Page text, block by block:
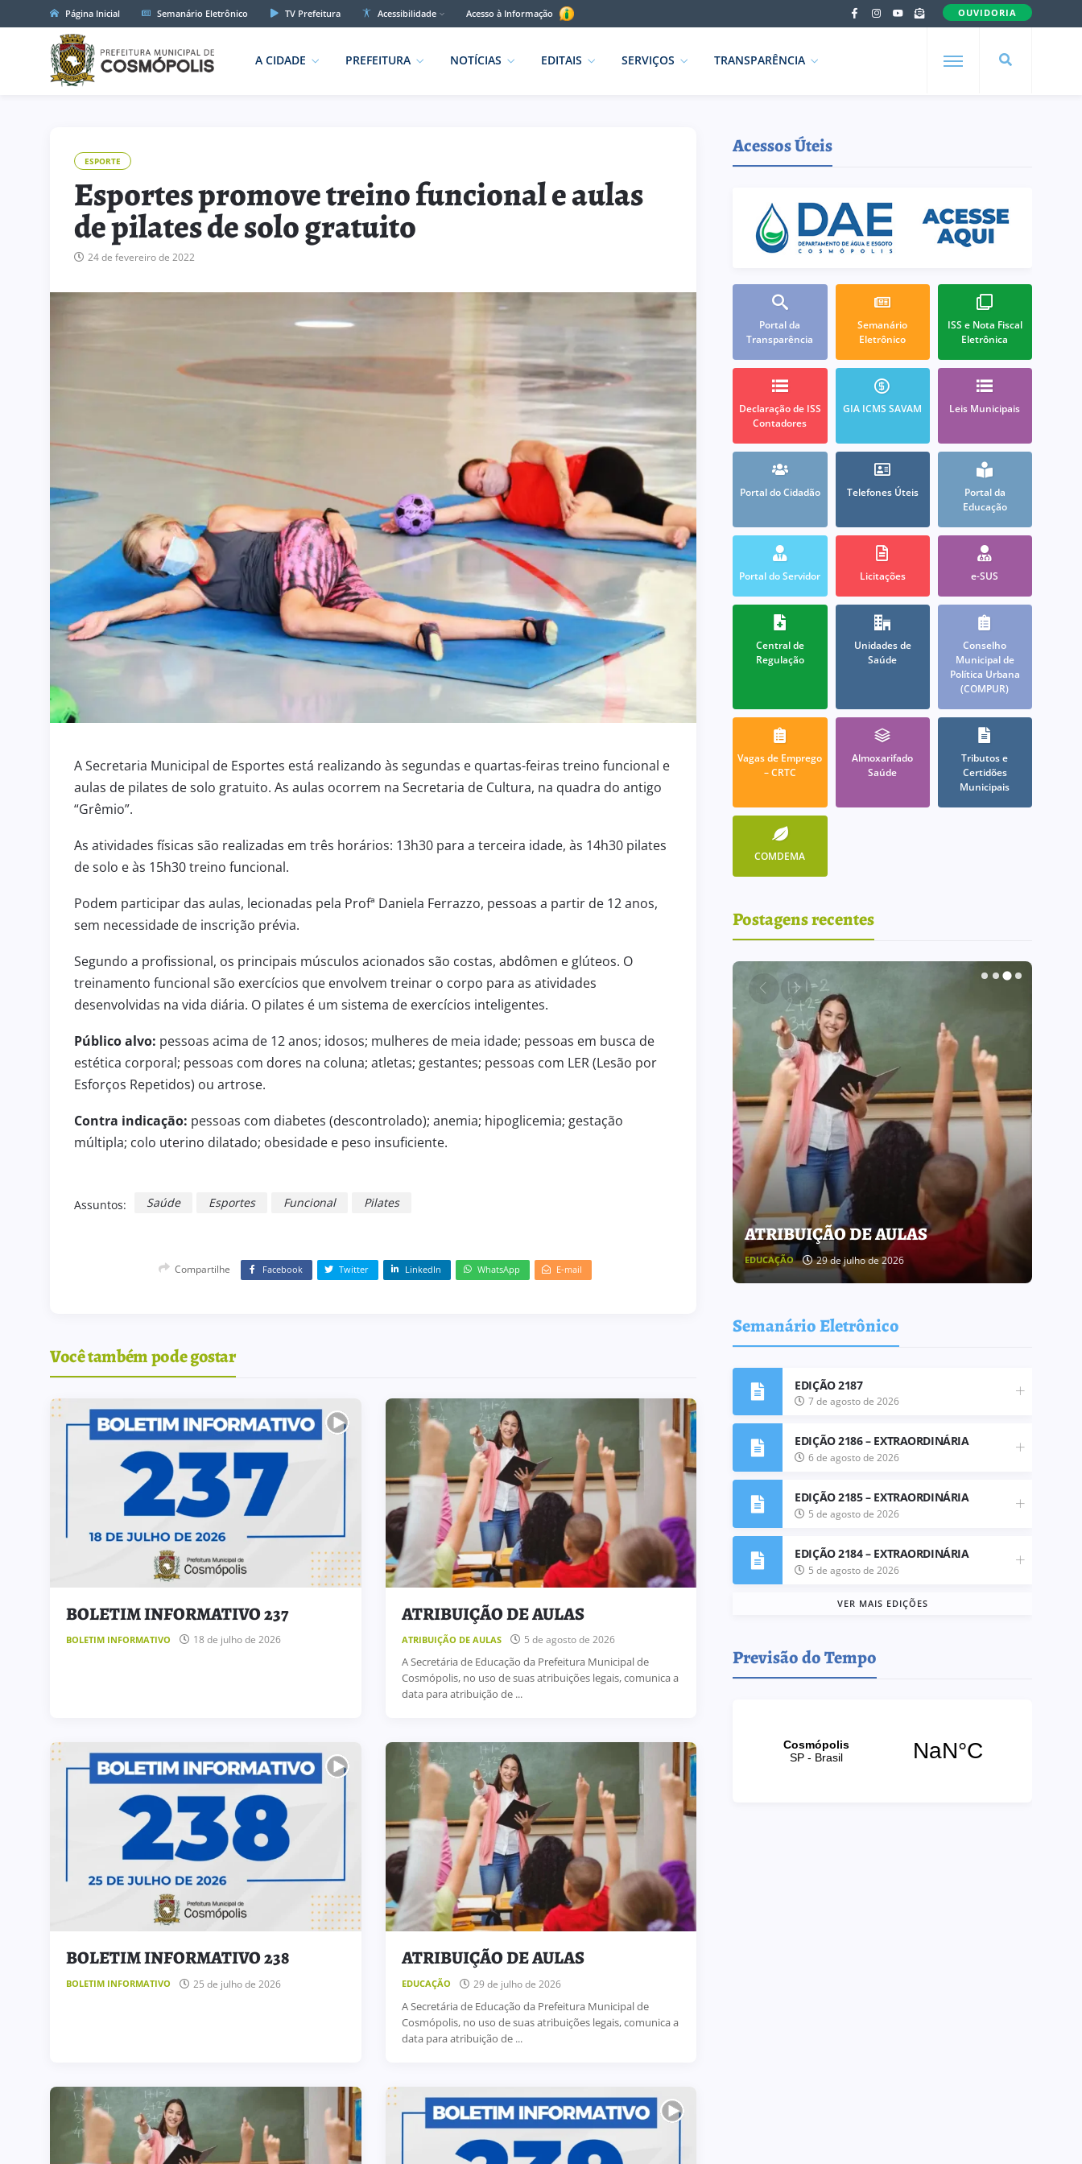
Página Inicial Semanário Eletrônico TV Prefeitura Acessibilidade Acesso à Informação OUVIDORIA
A CIDADE PREFEITURA NOTÍCIAS EDITAIS SERVIÇOS TRANSPARÊNCIA
ESPORTE
Esportes promove treino funcional e aulas
de pilates de solo gratuito
24 de fevereiro de 2022
A Secretaria Municipal de Esportes está realizando às segundas e quartas-feiras treino funcional e
aulas de pilates de solo gratuito. As aulas ocorrem na Secretaria de Cultura, na quadra do antigo
“Grêmio”.
As atividades físicas são realizadas em três horários: 13h30 para a terceira idade, às 14h30 pilates
de solo e às 15h30 treino funcional.
Podem participar das aulas, lecionadas pela Profª Daniela Ferrazzo, pessoas a partir de 12 anos,
sem necessidade de inscrição prévia.
Segundo a profissional, os principais músculos acionados são costas, abdômen e glúteos. O
treinamento funcional são exercícios que envolvem treinar o corpo para as atividades
desenvolvidas na vida diária. O pilates é um sistema de exercícios inteligentes.
Público alvo: pessoas acima de 12 anos; idosos; mulheres de meia idade; pessoas em busca de
estética corporal; pessoas com dores na coluna; atletas; gestantes; pessoas com LER (Lesão por
Esforços Repetidos) ou artrose.
Contra indicação: pessoas com diabetes (descontrolado); anemia; hipoglicemia; gestação
múltipla; colo uterino dilatado; obesidade e peso insuficiente.
Assuntos: Saúde Esportes Funcional Pilates
Compartilhe Facebook Twitter LinkedIn WhatsApp E-mail
Você também pode gostar
BOLETIM INFORMATIVO 237
BOLETIM INFORMATIVO 18 de julho de 2026
ATRIBUIÇÃO DE AULAS
ATRIBUIÇÃO DE AULAS 5 de agosto de 2026
A Secretária de Educação da Prefeitura Municipal de
Cosmópolis, no uso de suas atribuições legais, comunica a
data para atribuição de ...
BOLETIM INFORMATIVO 238
BOLETIM INFORMATIVO 25 de julho de 2026
ATRIBUIÇÃO DE AULAS
EDUCAÇÃO 29 de julho de 2026
A Secretária de Educação da Prefeitura Municipal de
Cosmópolis, no uso de suas atribuições legais, comunica a
data para atribuição de ...
Acessos Úteis
Portal da
Transparência
Semanário
Eletrônico
ISS e Nota Fiscal
Eletrônica
Declaração de ISS
Contadores
GIA ICMS SAVAM Leis Municipais
Portal do Cidadão Telefones Úteis
Portal da
Educação
Portal do Servidor Licitações e-SUS
Central de
Regulação
Unidades de
Saúde
Conselho
Municipal de
Política Urbana
(COMPUR)
Vagas de Emprego
– CRTC
Almoxarifado
Saúde
Tributos e
Certidões
Municipais
COMDEMA
Postagens recentes
ATRIBUIÇÃO DE AULAS 5 de agosto de 2026 BOLETIM INFORMATIVO 31 de julho de 2026
ATRIBUIÇÃO DE AULAS
EDUCAÇÃO 29 de julho de 2026
Semanário Eletrônico
EDIÇÃO 2187
7 de agosto de 2026
EDIÇÃO 2186 – EXTRAORDINÁRIA
6 de agosto de 2026
EDIÇÃO 2185 – EXTRAORDINÁRIA
5 de agosto de 2026
EDIÇÃO 2184 – EXTRAORDINÁRIA
5 de agosto de 2026
VER MAIS EDIÇÕES
Previsão do Tempo